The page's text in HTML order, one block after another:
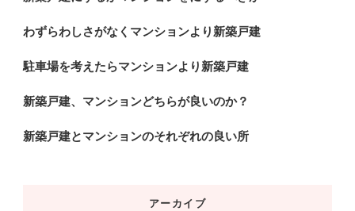
わずらわしさがなくマンションより新築戸建
駐車場を考えたらマンションより新築戸建
新築戸建、マンションどちらが良いのか？
新築戸建とマンションのそれぞれの良い所
アーカイブ